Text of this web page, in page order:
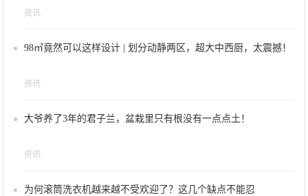
资讯
98㎡竟然可以这样设计 | 划分动静两区，超大中西厨，太震撼！
资讯
大爷养了3年的君子兰，盆栽里只有根没有一点点土！
资讯
为何滚筒洗衣机越来越不受欢迎了？这几个缺点不能忍